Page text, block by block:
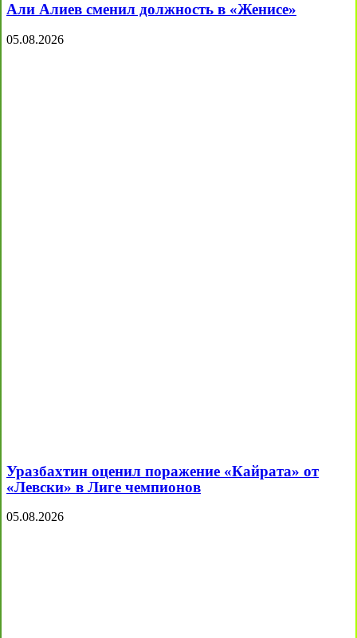
Али Алиев сменил должность в «Женисе»
05.08.2026
Уразбахтин оценил поражение «Кайрата» от
«Левски» в Лиге чемпионов
05.08.2026